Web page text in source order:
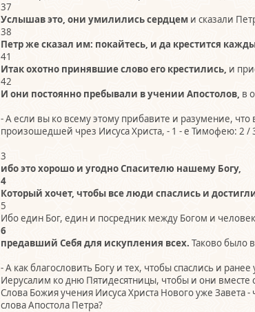
37
Услышав это, они умилились сердцем и сказали
38
Петр же сказал им: покайтесь, и да крестится
41
Итак охотно принявшие слово его крестились, и
42
И они постоянно пребывали в учении Апостолов, в
- А если вы ко всему этому прибавите и разумение,
произошедшей чрез Иисуса Христа, - 1 - е Тимофею: 2 /
3
ибо это хорошо и угодно Спасителю нашему Богу,
4
Который хочет, чтобы все люди спаслись и
5
Ибо един Бог, един и посредник между Богом и
6
предавший Себя для искупления всех. Таково было
- А как благословить Богу и тех, чтобы спаслись и
Иерусалим ко дню Пятидесятницы, чтобы и они
Слова Божия учения Иисуса Христа Нового уже Завета
слова Апостола Петра?